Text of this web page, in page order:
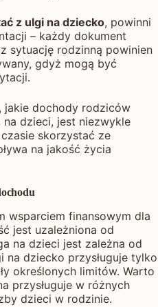
z ulgi na dziecko, powinni
– każdy dokument
sytuację rodzinną powinien
gdyż mogą być
jakie dochody rodziców
dzieci, jest niezwykle
skorzystać ze
na jakość życia
wsparciem finansowym dla
jest uzależniona od
na dzieci jest zależna od
na dziecko przysługuje tylko
określonych limitów. Warto
przysługuje w różnych
dzieci w rodzinie.